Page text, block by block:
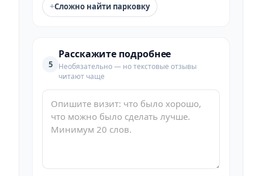
+Сложно найти парковку
5
Расскажите подробнее
Необязательно — но текстовые отзывы
читают чаще